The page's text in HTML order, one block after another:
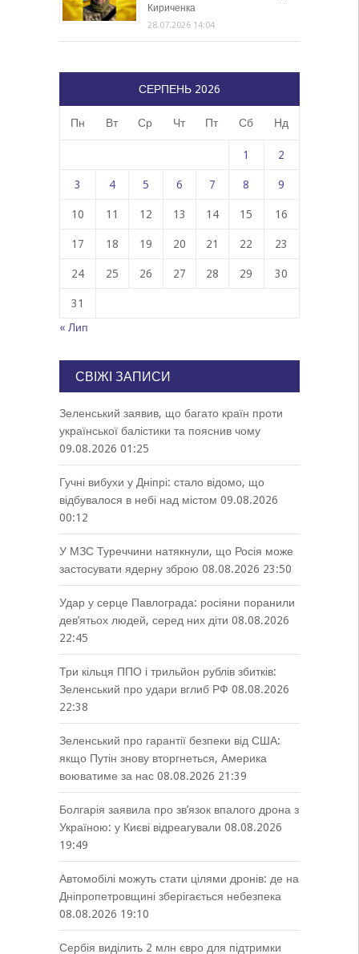
Кириченка
28.07.2026 14:04
СЕРПЕНЬ 2026
Пн Вт Ср Чт Пт Сб Нд
1 2
3 4 5 6 7 8 9
10 11 12 13 14 15 16
17 18 19 20 21 22 23
24 25 26 27 28 29 30
31
« Лип
СВІЖІ ЗАПИСИ
Зеленський заявив, що багато країн проти
української балістики та пояснив чому
09.08.2026 01:25
Гучні вибухи у Дніпрі: стало відомо, що
відбувалося в небі над містом 09.08.2026
00:12
У МЗС Туреччини натякнули, що Росія може
застосувати ядерну зброю 08.08.2026 23:50
Удар у серце Павлограда: росіяни поранили
дев’ятьох людей, серед них діти 08.08.2026
22:45
Три кільця ППО і трильйон рублів збитків:
Зеленський про удари вглиб РФ 08.08.2026
22:38
Зеленський про гарантії безпеки від США:
якщо Путін знову вторгнеться, Америка
воюватиме за нас 08.08.2026 21:39
Болгарія заявила про зв’язок впалого дрона з
Україною: у Києві відреагували 08.08.2026
19:49
Автомобілі можуть стати цілями дронів: де на
Дніпропетровщині зберігається небезпека
08.08.2026 19:10
Сербія виділить 2 млн євро для підтримки